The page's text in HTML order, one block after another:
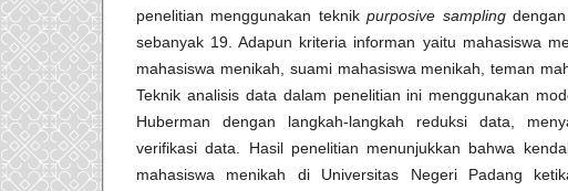
penelitian menggunakan teknikpurposive samplingdengan
sebanyak 19. Adapun kriteria informan yaitu mahasiswa
mahasiswa menikah, suami mahasiswa menikah, teman
Teknik analisis data dalam penelitian ini menggunakan
Huberman dengan langkah-langkah reduksi data,
verifikasi data. Hasil penelitian menunjukkan bahwa
mahasiswa menikah di Universitas Negeri Padang